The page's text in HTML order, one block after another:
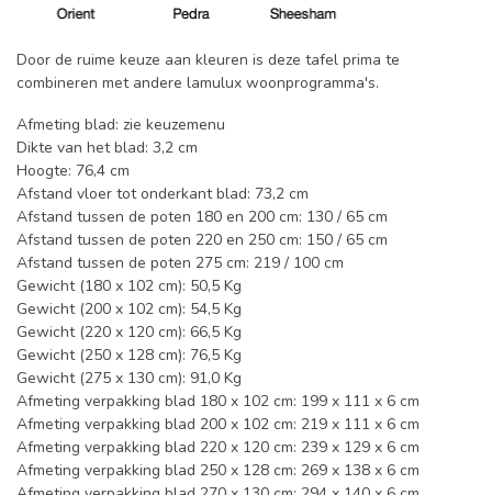
Door de ruime keuze aan kleuren is deze tafel prima te
combineren met andere lamulux woonprogramma's.
Afmeting blad: zie keuzemenu
Dikte van het blad: 3,2 cm
Hoogte: 76,4 cm
Afstand vloer tot onderkant blad: 73,2 cm
Afstand tussen de poten 180 en 200 cm: 130 / 65 cm
Afstand tussen de poten 220 en 250 cm: 150 / 65 cm
Afstand tussen de poten 275 cm: 219 / 100 cm
Gewicht (180 x 102 cm): 50,5 Kg
Gewicht (200 x 102 cm): 54,5 Kg
Gewicht (220 x 120 cm): 66,5 Kg
Gewicht (250 x 128 cm): 76,5 Kg
Gewicht (275 x 130 cm): 91,0 Kg
Afmeting verpakking blad 180 x 102 cm: 199 x 111 x 6 cm
Afmeting verpakking blad 200 x 102 cm: 219 x 111 x 6 cm
Afmeting verpakking blad 220 x 120 cm: 239 x 129 x 6 cm
Afmeting verpakking blad 250 x 128 cm: 269 x 138 x 6 cm